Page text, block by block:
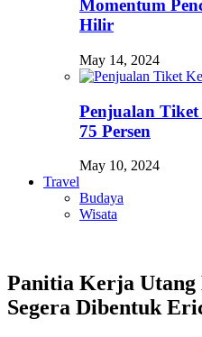
Momentum
Hilir
May 14, 2024
Penjualan
75 Persen
May 10, 2024
Travel
Budaya
Wisata
Panitia Kerja
Segera Dibentuk